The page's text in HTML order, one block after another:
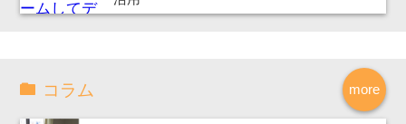
more
コラム